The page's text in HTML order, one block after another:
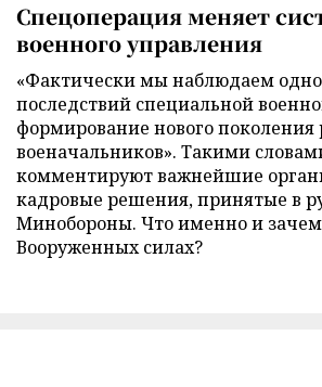
Спецоперация меняет
военного управления
«Фактически мы наблюдаем
последствий специальной
формирование нового поколения
военачальников». Такими
комментируют важнейшие
кадровые решения, принятые в
Минобороны. Что именно и
Вооруженных силах?